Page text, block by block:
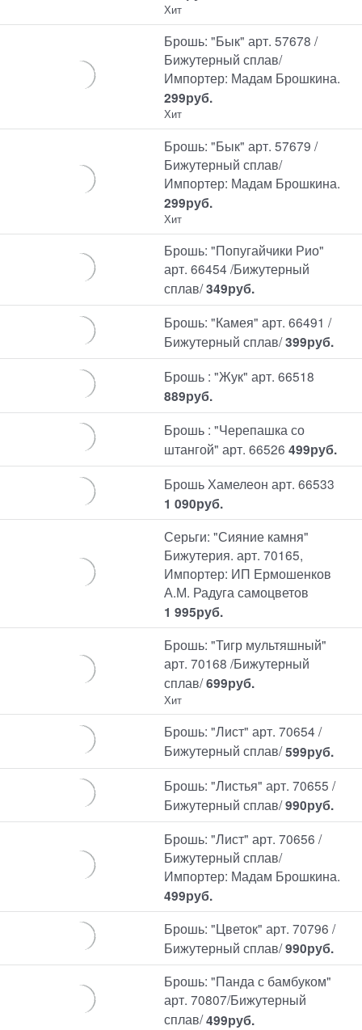
Хит
Брошь: "Бык" арт. 57678 /
Бижутерный сплав/
Импортер: Мадам Брошкина.
299руб.
Хит
Брошь: "Бык" арт. 57679 /
Бижутерный сплав/
Импортер: Мадам Брошкина.
299руб.
Хит
Брошь: "Попугайчики Рио"
арт. 66454 /Бижутерный
сплав/349руб.
Брошь: "Камея" арт. 66491 /
Бижутерный сплав/399руб.
Брошь : "Жук" арт. 66518
889руб.
Брошь : "Черепашка со
штангой" арт. 66526499руб.
Брошь Хамелеон арт. 66533
1 090руб.
Серьги: "Сияние камня"
Бижутерия. арт. 70165,
Импортер: ИП Ермошенков
А.М. Радуга самоцветов
1 995руб.
Брошь: "Тигр мультяшный"
арт. 70168 /Бижутерный
сплав/699руб.
Хит
Брошь: "Лист" арт. 70654 /
Бижутерный сплав/599руб.
Брошь: "Листья" арт. 70655 /
Бижутерный сплав/990руб.
Брошь: "Лист" арт. 70656 /
Бижутерный сплав/
Импортер: Мадам Брошкина.
499руб.
Брошь: "Цветок" арт. 70796 /
Бижутерный сплав/990руб.
Брошь: "Панда с бамбуком"
арт. 70807/Бижутерный
сплав/499руб.